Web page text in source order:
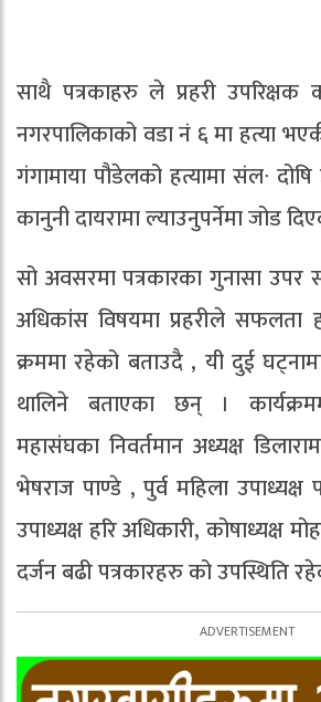
साथै पत्रकाहरु ले प्रहरी उपरिक्षक
नगरपालिकाको वडा नं ६ मा हत्या
गंगामाया पौडेलको हत्यामा संल∙
कानुनी दायरामा ल्याउनुपर्नेमा जोड
सो अवसरमा पत्रकारका गुनासा उपर
अधिकांस विषयमा प्रहरीले सफलता
क्रममा रहेको बताउदै , यी दुई
थालिने बताएका छन् ।
महासंघका निवर्तमान अध्यक्ष
भेषराज पाण्डे , पुर्व महिला उपाध्यक्ष
उपाध्यक्ष हरि अधिकारी, कोषाध्यक्ष
दर्जन बढी पत्रकारहरु को उपस्थिति